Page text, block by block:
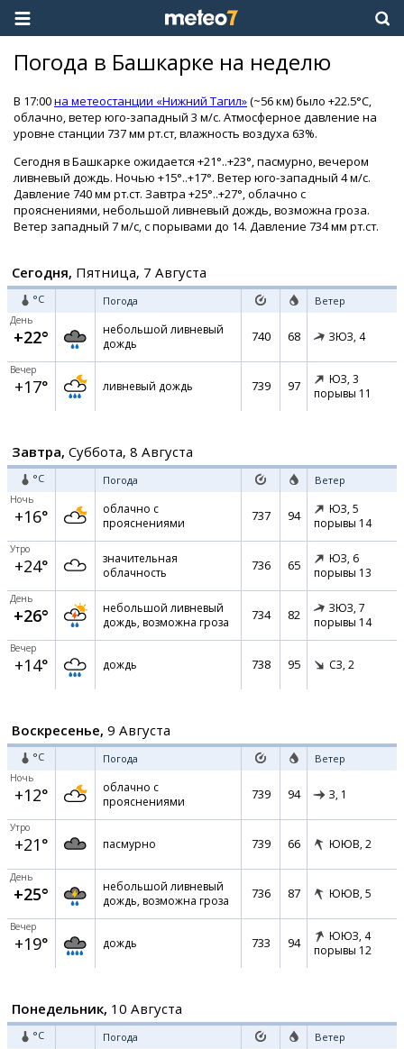
Погода в Башкарке на неделю
В 17:00на метеостанции «Нижний Тагил»(~56 км) было +22.5°C,
облачно, ветер юго-западный 3 м/с. Атмосферное давление на
уровне станции 737 мм рт.ст, влажность воздуха 63%.
Сегодня в Башкарке ожидается +21°..+23°, пасмурно, вечером
ливневый дождь. Ночью +15°..+17°. Ветер юго-западный 4 м/с.
Давление 740 мм рт.ст. Завтра +25°..+27°, облачно с
прояснениями, небольшой ливневый дождь, возможна гроза.
Ветер западный 7 м/с, с порывами до 14. Давление 734 мм рт.ст.
Сегодня, Пятница, 7 Августа
°C Погода Ветер
День
+22°
небольшой ливневый
дождь
740 68 ЗЮЗ, 4
Вечер
+17° ливневый дождь 739 97 ЮЗ, 3
порывы 11
Завтра, Суббота, 8 Августа
°C Погода Ветер
Ночь
+16°
облачно с
прояснениями
737 94 ЮЗ, 5
порывы 14
Утро
+24°
значительная
облачность
736 65 ЮЗ, 6
порывы 13
День
+26°
небольшой ливневый
дождь, возможна гроза
734 82 ЗЮЗ, 7
порывы 14
Вечер
+14° дождь 738 95 СЗ, 2
Воскресенье, 9 Августа
°C Погода Ветер
Ночь
+12°
облачно с
прояснениями
739 94 З, 1
Утро
+21° пасмурно 739 66 ЮЮВ, 2
День
+25°
небольшой ливневый
дождь, возможна гроза
736 87 ЮЮВ, 5
Вечер
+19° дождь 733 94 ЮЮЗ, 4
порывы 12
Понедельник, 10 Августа
°C Погода Ветер